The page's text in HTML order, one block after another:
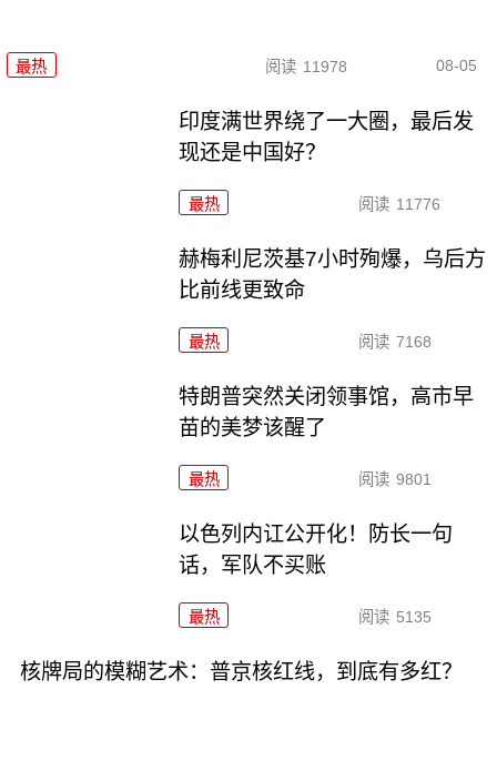
最热 阅读 11978 08-05
印度满世界绕了一大圈，最后发
现还是中国好？
最热 阅读 11776
赫梅利尼茨基7小时殉爆，乌后方
比前线更致命
最热 阅读 7168
特朗普突然关闭领事馆，高市早
苗的美梦该醒了
最热 阅读 9801
以色列内讧公开化！防长一句
话，军队不买账
最热 阅读 5135
核牌局的模糊艺术：普京核红线，到底有多红？